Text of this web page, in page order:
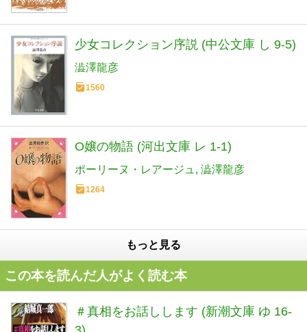
少女コレクション序説 (中公文庫 し 9-5)
澁澤龍彦
1560
O嬢の物語 (河出文庫 レ 1-1)
ポーリーヌ・レアージュ 澁澤龍彦
1264
もっと見る
この本を読んだ人がよく読む本
＃真相をお話しします (新潮文庫 ゆ 16-